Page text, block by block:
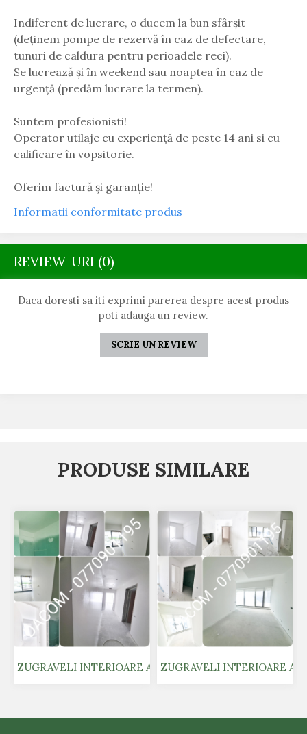
Indiferent de lucrare, o ducem la bun sfârșit
(deținem pompe de rezervă în caz de defectare,
tunuri de caldura pentru perioadele reci).
Se lucrează și în weekend sau noaptea în caz de
urgență (predăm lucrare la termen).
Suntem profesionisti!
Operator utilaje cu experiență de peste 14 ani si cu
calificare în vopsitorie.
Oferim factură și garanție!
Informatii conformitate produs
REVIEW-URI (0)
Daca doresti sa iti exprimi parerea despre acest produs
poti adauga un review.
SCRIE UN REVIEW
PRODUSE SIMILARE
ZUGRAVELI INTERIOARE AIRLESS - ONE VERDI PARK 1
ZUGRAVELI INTERIOARE